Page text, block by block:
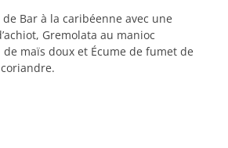
Bar à la caribéenne avec une
Gremolata au manioc
maïs doux et Écume de fumet de